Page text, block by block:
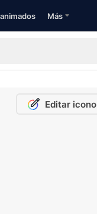
Más
Editar icono